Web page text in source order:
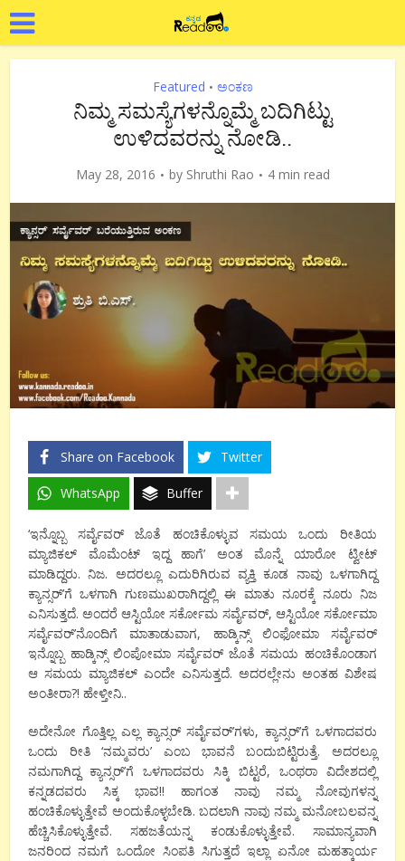
Featured • ಅಂಕಣ
ನಿಮ್ಮ ಸಮಸ್ಯೆಗಳನ್ನೊಮ್ಮೆ ಬದಿಗಿಟ್ಟು
ಉಳಿದವರನ್ನು ನೋಡಿ..
May 28, 2016 by Shruthi Rao 4 min read
Share on Facebook Twitter
WhatsApp Buffer
‘ಇನ್ನೊಬ್ಬ ಸರ್ವೈವರ್ ಜೊತೆ ಹಂಚಿಕೊಳ್ಳುವ ಸಮಯ ಒಂದು ರೀತಿಯ
ಮ್ಯಾಜಿಕಲ್ ಮೊಮೆಂಟ್ ಇದ್ದ ಹಾಗೆ’ ಅಂತ ಮೊನ್ನೆ ಯಾರೋ ಟ್ವೀಟ್
ಮಾಡಿದ್ದರು. ನಿಜ. ಅದರಲ್ಲೂ ಎದುರಿಗಿರುವ ವ್ಯಕ್ತಿ ಕೂಡ ನಾವು ಒಳಗಾಗಿದ್ದ
ಕ್ಯಾನ್ಸರ್’ಗೆ ಒಳಗಾಗಿ ಗುಣಮುಖರಾಗಿದ್ದಲ್ಲಿ ಈ ಮಾತು ನೂರಕ್ಕೆ ನೂರು ನಿಜ
ಎನಿಸುತ್ತದೆ. ಅಂದರೆ ಆಸ್ಟಿಯೋ ಸರ್ಕೋಮ ಸರ್ವೈವರ್, ಆಸ್ಟಿಯೋ ಸರ್ಕೋಮಾ
ಸರ್ವೈವರ್’ನೊಂದಿಗೆ ಮಾತಾಡುವಾಗ, ಹಾಡ್ಕಿನ್ಸ್ ಲಿಂಫೋಮಾ ಸರ್ವೈವರ್
ಇನ್ನೊಬ್ಬ ಹಾಡ್ಕಿನ್ಸ್ ಲಿಂಪೋಮಾ ಸರ್ವೈವರ್ ಜೊತೆ ಸಮಯ ಹಂಚಿಕೊಂಡಾಗ
ಆ ಸಮಯ ಮ್ಯಾಜಿಕಲ್ ಎಂದೇ ಎನಿಸುತ್ತದೆ. ಅದರಲ್ಲೇನು ಅಂತಹ ವಿಶೇಷ
ಅಂತೀರಾ?! ಹೇಳ್ತೀನಿ..
ಅದೇನೋ ಗೊತ್ತಿಲ್ಲ ಎಲ್ಲ ಕ್ಯಾನ್ಸರ್ ಸರ್ವೈವರ್’ಗಳು, ಕ್ಯಾನ್ಸರ್’ಗೆ ಒಳಗಾದವರು
ಒಂದು ರೀತಿ ‘ನಮ್ಮವರು’ ಎಂಬ ಭಾವನೆ ಬಂದುಬಿಟ್ಟಿರುತ್ತೆ. ಅದರಲ್ಲೂ
ನಮಗಾಗಿದ್ದ ಕ್ಯಾನ್ಸರ್’ಗೆ ಒಳಗಾದವರು ಸಿಕ್ಕಿ ಬಿಟ್ಟರೆ, ಒಂಥರಾ ವಿದೇಶದಲ್ಲಿ
ಕನ್ನಡದವರು ಸಿಕ್ಕ ಭಾವ!! ಹಾಗಂತ ನಾವು ನಮ್ಮ ನೋವುಗಳನ್ನ
ಹಂಚಿಕೊಳ್ಳುತ್ತೇವೆ ಅಂದುಕೊಳ್ಳಬೇಡಿ. ಬದಲಾಗಿ ನಾವು ನಮ್ಮ ಮನೋಬಲವನ್ನ
ಹೆಚ್ಚಿಸಿಕೊಳ್ಳುತ್ತೇವೆ. ಸಹಜತೆಯನ್ನ ಕಂಡುಕೊಳ್ಳುತ್ತೇವೆ. ಸಾಮಾನ್ಯವಾಗಿ
ಜನರಿಂದ ನಮಗೆ ಒಂದೋ ಸಿಂಪತಿ ಸಿಗುತ್ತದೆ ಇಲ್ಲಾ ಏನೋ ಮಹತ್ಕಾರ್ಯ